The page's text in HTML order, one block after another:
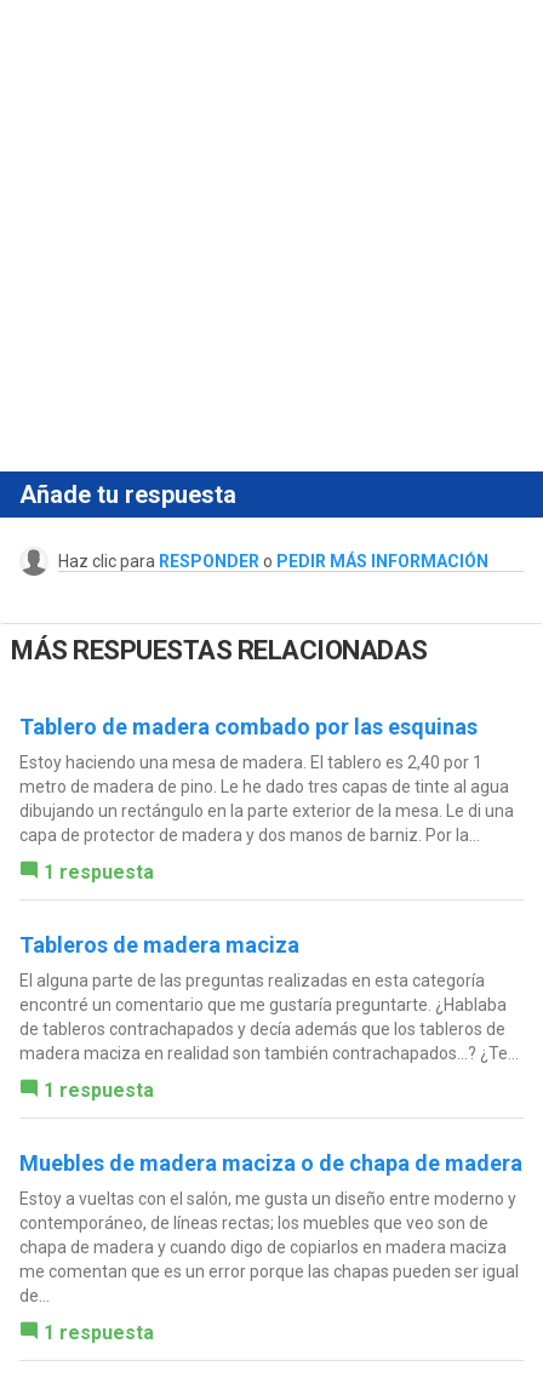
Añade tu respuesta
Haz clic para RESPONDER o PEDIR MÁS INFORMACIÓN
MÁS RESPUESTAS RELACIONADAS
Tablero de madera combado por las esquinas
Estoy haciendo una mesa de madera. El tablero es 2,40 por 1
metro de madera de pino. Le he dado tres capas de tinte al agua
dibujando un rectángulo en la parte exterior de la mesa. Le di una
capa de protector de madera y dos manos de barniz. Por la...
1 respuesta
Tableros de madera maciza
El alguna parte de las preguntas realizadas en esta categoría
encontré un comentario que me gustaría preguntarte. ¿Hablaba
de tableros contrachapados y decía además que los tableros de
madera maciza en realidad son también contrachapados...? ¿Te...
1 respuesta
Muebles de madera maciza o de chapa de madera
Estoy a vueltas con el salón, me gusta un diseño entre moderno y
contemporáneo, de líneas rectas; los muebles que veo son de
chapa de madera y cuando digo de copiarlos en madera maciza
me comentan que es un error porque las chapas pueden ser igual
de...
1 respuesta